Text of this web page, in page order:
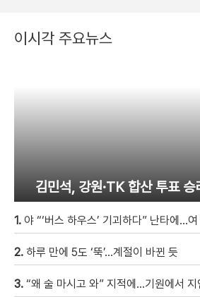
이시각 주요뉴스
김민석, 강원·TK 합산 투표 승
1. 야 “‘버스 하우스’ 기괴하다” 난타에…
2. 하루 만에 5도 ‘뚝’…계절이 바뀐 듯
3. “왜 술 마시고 와” 지적에…기원에서 지